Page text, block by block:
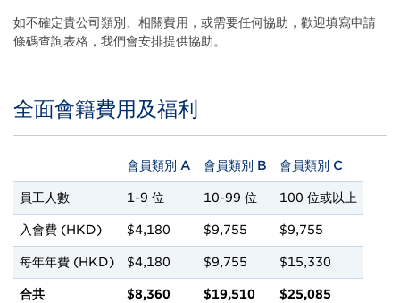
如不確定貴公司類別、相關費用，或需要任何協助，歡迎填寫申請
條碼查詢表格，我們會安排提供協助。
Title
全面會籍費用及福利
會員類別 A 會員類別 B 會員類別 C
員工人數 1-9 位 10-99 位 100 位或以上
入會費 (HKD) $4,180 $9,755 $9,755
每年年費 (HKD) $4,180 $9,755 $15,330
合共 $8,360 $19,510 $25,085